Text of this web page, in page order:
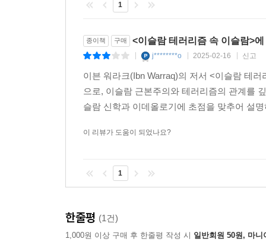
1
종이책 구매 <이슬람 테러리즘 속 이슬람>
j********o 2025-02-16 신고
이븐 워라크(Ibn Warraq)의 저서 <이슬람 테
으로, 이슬람 근본주의와 테러리즘의 관계를
슬람 신학과 이데올로기에 초점을 맞추어 설
이 리뷰가 도움이 되었나요?
1
한줄평 (1건)
1,000원 이상 구매 후 한줄평 작성 시 일반회원 50원, 마니